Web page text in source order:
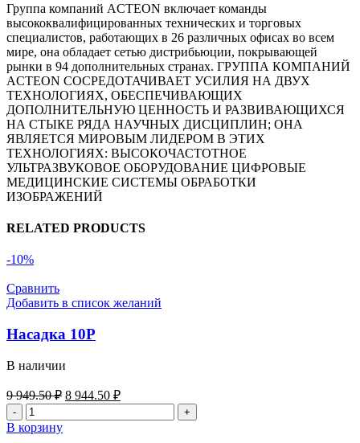
Группа компаний ACTEON включает команды
высококвалифицированных технических и торговых
специалистов, работающих в 26 различных офисах во всем
мире, она обладает сетью дистрибьюции, покрывающей
рынки в 94 дополнительных странах. ГРУППА КОМПАНИЙ
ACTEON СОСРЕДОТАЧИВАЕТ УСИЛИЯ НА ДВУХ
ТЕХНОЛОГИЯХ, ОБЕСПЕЧИВАЮЩИХ
ДОПОЛНИТЕЛЬНУЮ ЦЕННОСТЬ И РАЗВИВАЮЩИХСЯ
НА СТЫКЕ РЯДА НАУЧНЫХ ДИСЦИПЛИН; ОНА
ЯВЛЯЕТСЯ МИРОВЫМ ЛИДЕРОМ В ЭТИХ
ТЕХНОЛОГИЯХ: ВЫСОКОЧАСТОТНОЕ
УЛЬТРАЗВУКОВОЕ ОБОРУДОВАНИЕ ЦИФРОВЫЕ
МЕДИЦИНСКИЕ СИСТЕМЫ ОБРАБОТКИ
ИЗОБРАЖЕНИЙ
RELATED PRODUCTS
-10%
Сравнить
Добавить в список желаний
Насадка 10P
В наличии
9 949.50₽ Первоначальная
цена
составляла
8 944.50 ₽Текущая
цена:
8
Количество
товара
Насадка
В корзину